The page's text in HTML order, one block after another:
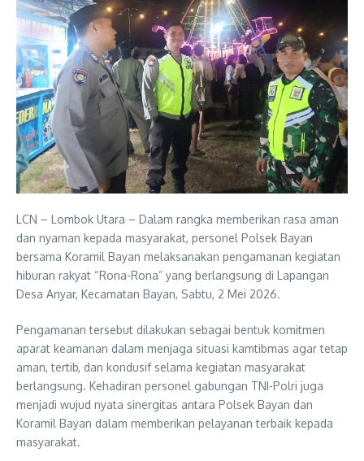
LCN – Lombok Utara – Dalam rangka memberikan rasa aman
dan nyaman kepada masyarakat, personel Polsek Bayan
bersama Koramil Bayan melaksanakan pengamanan kegiatan
hiburan rakyat “Rona-Rona” yang berlangsung di Lapangan
Desa Anyar, Kecamatan Bayan, Sabtu, 2 Mei 2026.
Pengamanan tersebut dilakukan sebagai bentuk komitmen
aparat keamanan dalam menjaga situasi kamtibmas agar tetap
aman, tertib, dan kondusif selama kegiatan masyarakat
berlangsung. Kehadiran personel gabungan TNI-Polri juga
menjadi wujud nyata sinergitas antara Polsek Bayan dan
Koramil Bayan dalam memberikan pelayanan terbaik kepada
masyarakat.